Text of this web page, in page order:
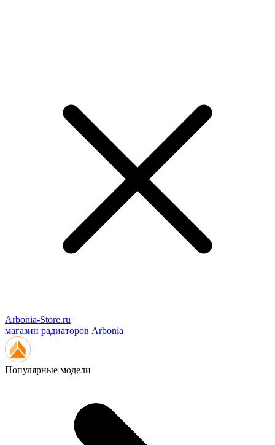
Arbonia-Store.ru
магазин радиаторов Arbonia
Популярные модели